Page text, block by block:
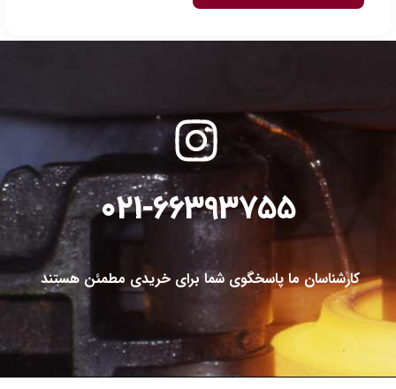
ویژگی‌ها و کاربردهای خاص خود هستند. این میلگردها به دلیلمقاومت بالا و
ویژگی‌های فنی منحصر به فرد
، در صنایع مختلف از جمله
صنعتی، صنایع شیمیایی و خودروسازیبه کار می‌روند. در ادامه، انواع مختلف
میلگرد استیل و کاربردهای آن‌ها را بررسی می‌کنیم:
021-66393755
کارشناسان ما پاسخگوی شما برای خریدی مطمئن هستند